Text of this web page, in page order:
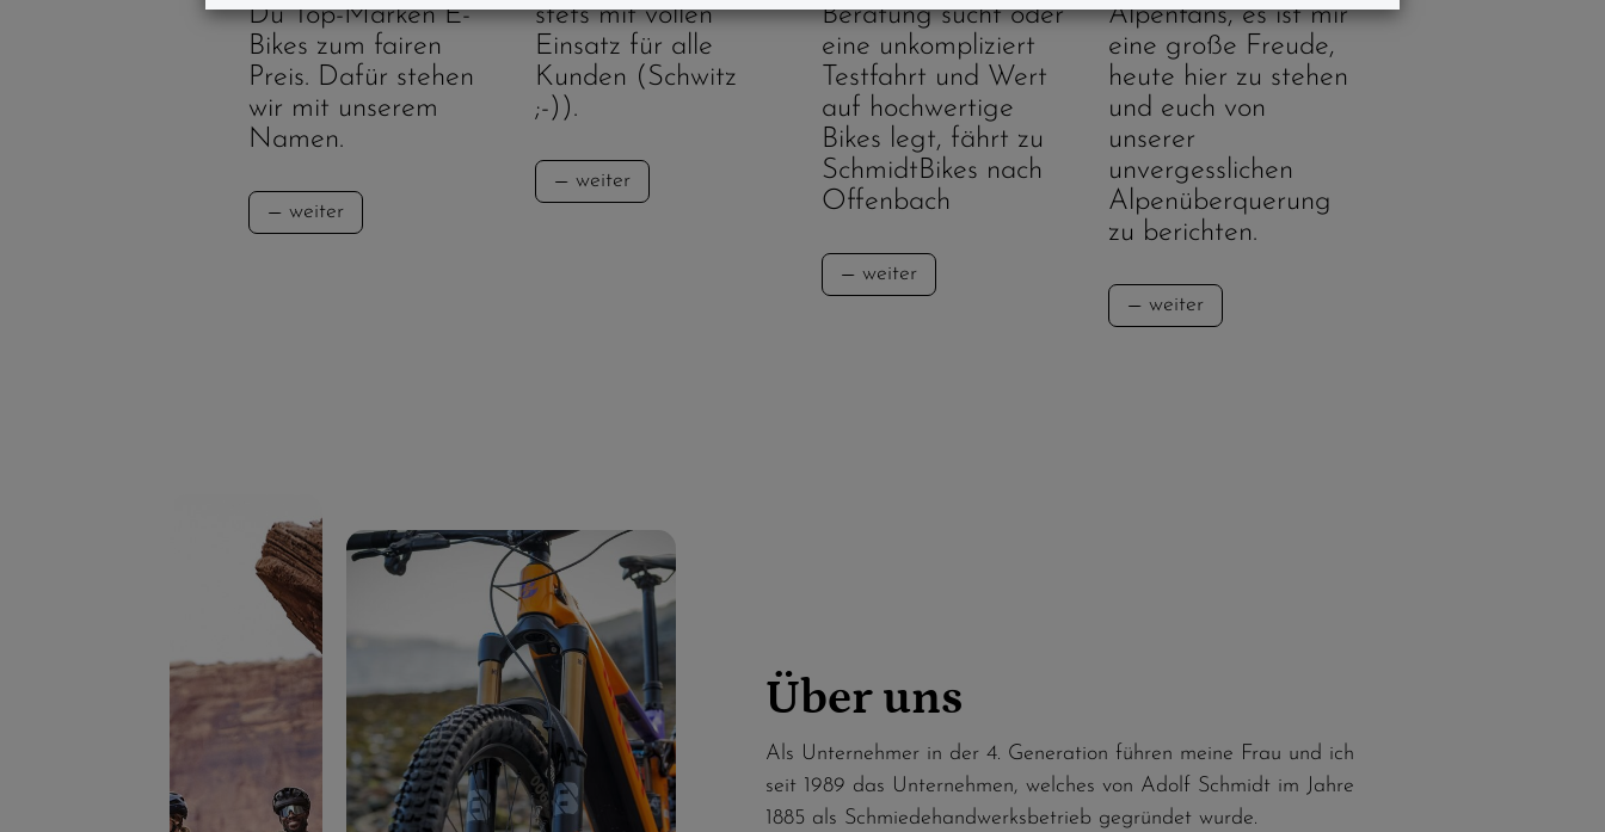
Du Top-Marken E-
Bikes zum fairen
Preis. Dafür stehen
wir mit unserem
Namen.
weiter
stets mit vollen
Einsatz für alle
Kunden (Schwitz
;-)).
weiter
Beratung sucht oder
eine unkompliziert
Testfahrt und Wert
auf hochwertige
Bikes legt, fährt zu
SchmidtBikes nach
Offenbach
weiter
Alpenfans, es ist mir
eine große Freude,
heute hier zu stehen
und euch von
unserer
unvergesslichen
Alpenüberquerung
zu berichten.
weiter
Über uns
Als Unternehmer in der 4. Generation führen meine Frau und ich
seit 1989 das Unternehmen, welches von Adolf Schmidt im Jahre
1885 als Schmiedehandwerksbetrieb gegründet wurde.